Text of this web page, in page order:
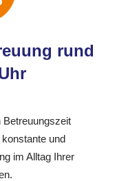
rund
Betreuungszeit
und
im Alltag Ihrer